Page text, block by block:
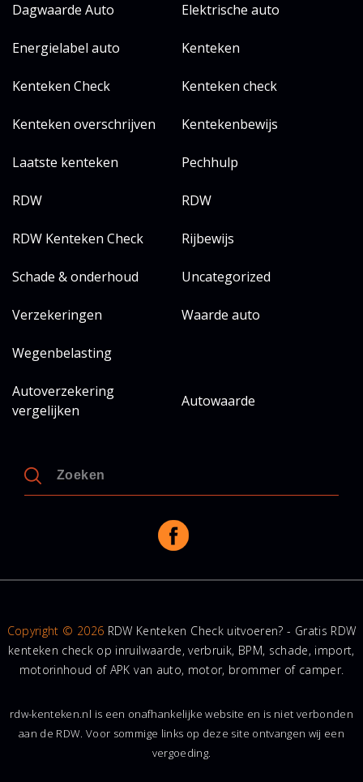
Dagwaarde Auto Elektrische auto
Energielabel auto Kenteken
Kenteken Check Kenteken check
Kenteken overschrijven Kentekenbewijs
Laatste kenteken Pechhulp
RDW RDW
RDW Kenteken Check Rijbewijs
Schade & onderhoud Uncategorized
Verzekeringen Waarde auto
Wegenbelasting
Autoverzekering
vergelijken
Autowaarde
Copyright © 2026 RDW Kenteken Check uitvoeren? - Gratis RDW
kenteken check op inruilwaarde, verbruik, BPM, schade, import,
motorinhoud of APK van auto, motor, brommer of camper.
rdw-kenteken.nl is een onafhankelijke website en is niet verbonden
aan de RDW. Voor sommige links op deze site ontvangen wij een
vergoeding.